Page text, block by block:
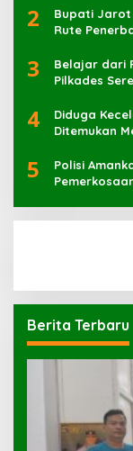
2
Bupati Jarot
Rute
3
Belajar dari
Pilkades
4
Diduga
Ditemukan
5
Polisi
Berita Terbaru